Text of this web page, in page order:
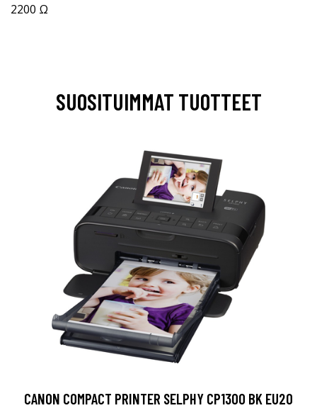
2200 Ω
SUOSITUIMMAT TUOTTEET
CANON COMPACT PRINTER SELPHY CP1300 BK EU20